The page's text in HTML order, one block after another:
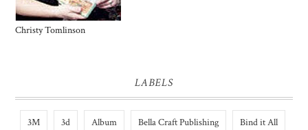
Christy Tomlinson
LABELS
3M 3d Album Bella Craft Publishing Bind it All